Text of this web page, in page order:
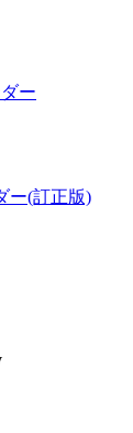
ー
ー(訂正版)